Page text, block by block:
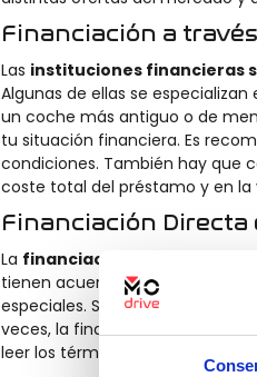
Financiación a
Las instituciones financieras
Algunas de ellas se
un coche más antiguo o de
tu situación financiera. Es
condiciones. También hay que
coste total del préstamo y en la
Financiación Directa
La financiación directa en
tienen acuerdos con entidades
especiales. Sin embargo, es
veces, la financiación a través
leer los términos y condiciones